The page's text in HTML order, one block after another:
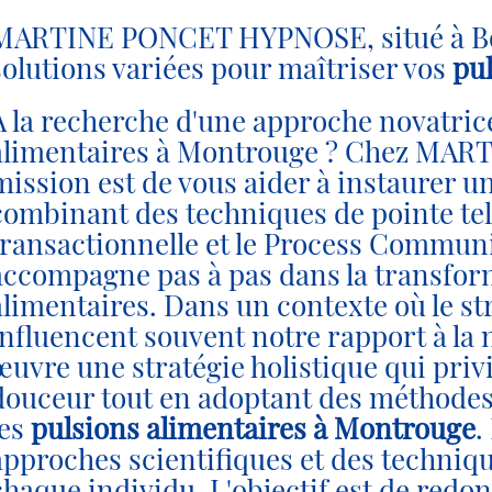
PONCET HYPNOSE, situé
variées pour maîtriser vos
la recherche d'une approche
à Montrouge ? Chez
est de vous aider à instaurer
des techniques de pointe
et le Process
pas à pas dans la
Dans un contexte où le
souvent notre rapport à la
une stratégie holistique qui
tout en adoptant des
pulsions alimentaires à Montrouge.
scientifiques et des